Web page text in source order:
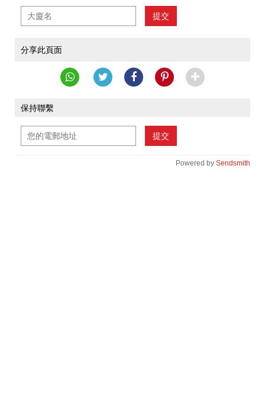
提交
分享此頁面
保持聯繫
提交
Powered by Sendsmith